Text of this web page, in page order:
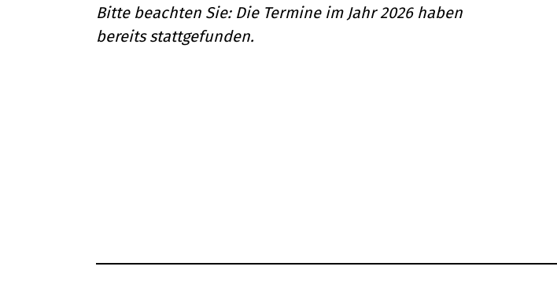
Bitte beachten Sie: Die Termine im Jahr 2026 haben
bereits stattgefunden.